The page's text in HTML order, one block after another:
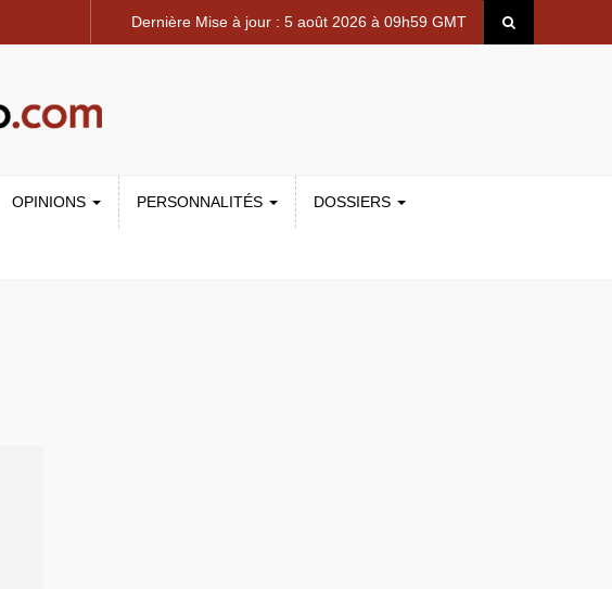
Dernière Mise à jour : 5 août 2026 à 09h59 GMT
OPINIONS PERSONNALITÉS DOSSIERS